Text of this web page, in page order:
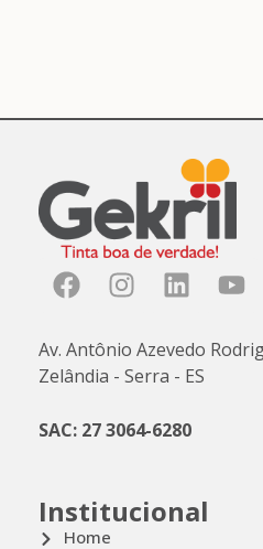
Av. Antônio Azevedo
Zelândia - Serra - ES
SAC: 27 3064-6280
Institucional
Home